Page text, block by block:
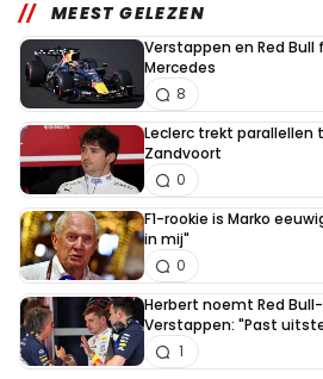
MEEST GELEZEN
Verstappen en Red
Mercedes
8
Leclerc trekt parallellen
Zandvoort
0
F1-rookie is Marko
in mij"
0
Herbert noemt Red
Verstappen: "Past
1